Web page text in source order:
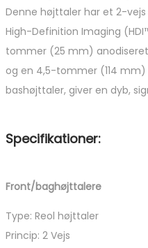
Denne højttaler har et 2-
High-Definition Imaging
tommer (25 mm)
og en 4,5-tommer (114
bashøjttaler, giver en dyb,
Specifikationer:
Front/baghøjttalere
Type: Reol højttaler
Princip: 2 Vejs